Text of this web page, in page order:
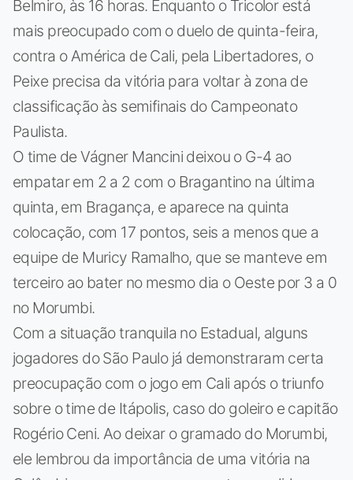
Belmiro, às 16 horas. Enquanto o Tricolor está
mais preocupado com o duelo de quinta-feira,
contra o América de Cali, pela Libertadores, o
Peixe precisa da vitória para voltar à zona de
classificação às semifinais do Campeonato
Paulista.
O time de Vágner Mancini deixou o G-4 ao
empatar em 2 a 2 com o Bragantino na última
quinta, em Bragança, e aparece na quinta
colocação, com 17 pontos, seis a menos que a
equipe de Muricy Ramalho, que se manteve em
terceiro ao bater no mesmo dia o Oeste por 3 a 0
no Morumbi.
Com a situação tranquila no Estadual, alguns
jogadores do São Paulo já demonstraram certa
preocupação com o jogo em Cali após o triunfo
sobre o time de Itápolis, caso do goleiro e capitão
Rogério Ceni. Ao deixar o gramado do Morumbi,
ele lembrou da importância de uma vitória na